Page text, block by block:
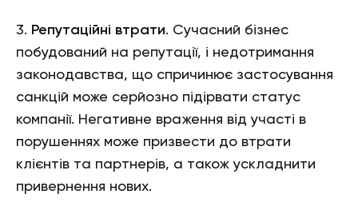
3. Репутаційні втрати. Сучасний бізнес
побудований на репутації, і недотримання
законодавства, що спричинює застосування
санкцій може серйозно підірвати статус
компанії. Негативне враження від участі в
порушеннях може призвести до втрати
клієнтів та партнерів, а також ускладнити
привернення нових.